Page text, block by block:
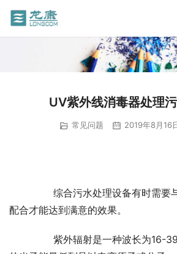
UV紫外线消毒器处理
常见问题 2019年8月16
配合才能达到满意的效果。